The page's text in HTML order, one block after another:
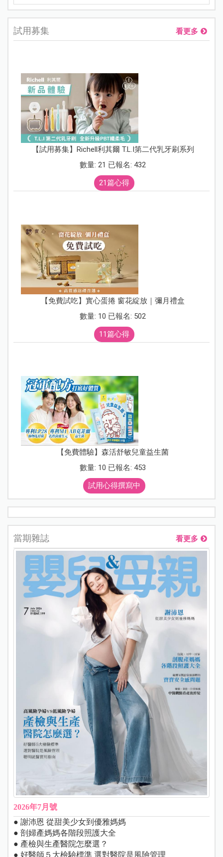
試用募集 看更多
【試用募集】Richell利其爾 T.L.I第二代乳牙刷系列
數量: 21 已報名: 432
21篇心得
【免費試吃】實心蛋捲 窗花綻放｜彌月禮盒
數量: 10 已報名: 502
11篇心得
【免費體驗】森活舒敏兒童益生菌
數量: 10 已報名: 453
試用心得撰寫中
當期雜誌 看更多
2026年7月號
● 謝沛恩 從甜美少女到優雅媽媽
● 剖婦產媽媽各階段照護大全
● 產檢與生產醫院怎麼選？
● 好醫師５大檢驗標準 選對醫院是風險管理